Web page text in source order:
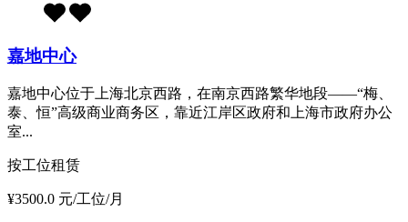
嘉地中心
嘉地中心位于上海北京西路，在南京西路繁华地段——“梅、
泰、恒”高级商业商务区，靠近江岸区政府和上海市政府办公
室...
按工位租赁
¥3500.0 元/工位/月